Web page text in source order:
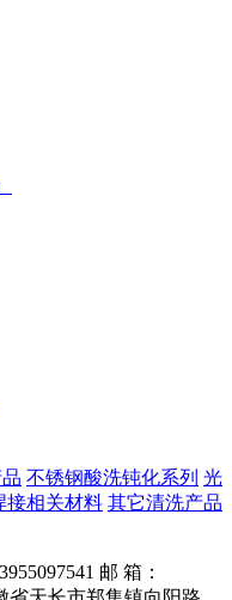
不锈钢酸洗钝化系列 光
接相关材料 其它清洗产品
邮 箱：